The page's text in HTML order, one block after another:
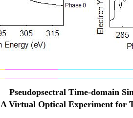
Pseudopsectral Time-domain
A Virtual Optical Experiment for